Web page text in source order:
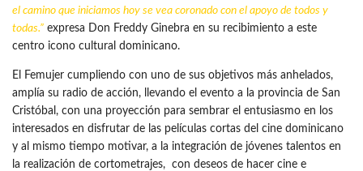
el camino que iniciamos hoy se vea coronado con el apoyo de todos y
todas.” expresa Don Freddy Ginebra en su recibimiento a este
centro icono cultural dominicano.
El Femujer cumpliendo con uno de sus objetivos más anhelados,
amplía su radio de acción, llevando el evento a la provincia de San
Cristóbal, con una proyección para sembrar el entusiasmo en los
interesados en disfrutar de las películas cortas del cine dominicano
y al mismo tiempo motivar, a la integración de jóvenes talentos en
la realización de cortometrajes, con deseos de hacer cine e